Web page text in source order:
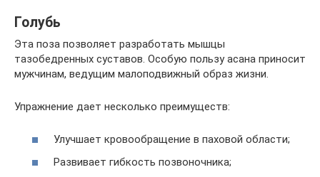
Голубь
Эта поза позволяет разработать мышцы
тазобедренных суставов. Особую пользу асана приносит
мужчинам, ведущим малоподвижный образ жизни.
Упражнение дает несколько преимуществ:
Улучшает кровообращение в паховой области;
Развивает гибкость позвоночника;